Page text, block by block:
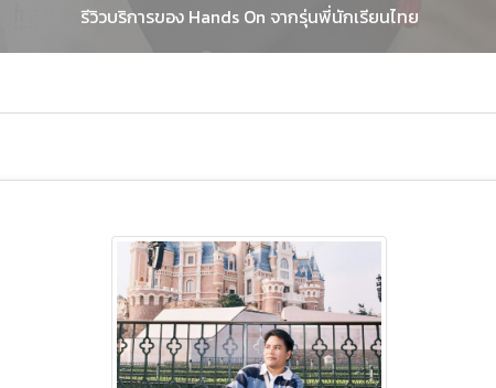
รีวิวบริการของ Hands On จากรุ่นพี่นักเรียนไทย